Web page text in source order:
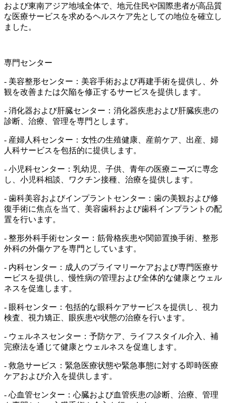
および東南アジア地域全体で、地元住民や国際患者が高品質
な医療サービスを求めるヘルスケア先としての地位を確立し
ました。
専門センター
- 美容整形センター：美容手術および再建手術を提供し、外
観を改善または欠陥を修正するサービスを提供します。
- 消化器および肝臓センター：消化器疾患および肝臓疾患の
診断、治療、管理を専門とします。
- 産婦人科センター：女性の生殖健康、産前ケア、出産、婦
人科サービスを包括的に提供します。
- 小児科センター：乳幼児、子供、青年の医療ニーズに専念
し、小児科相談、ワクチン接種、治療を提供します。
- 歯科美容およびインプラントセンター：歯の美観および修
復手術に焦点を当て、美容歯科および歯科インプラントの配
置を行います。
- 整形外科手術センター：筋骨格疾患や関節置換手術、整形
外科の外傷ケアを専門としています。
- 内科センター：成人のプライマリーケアおよび専門医療サ
ービスを提供し、慢性病の管理および全体的な健康とウェル
ネスを促進します。
- 眼科センター：包括的な眼科ケアサービスを提供し、視力
検査、視力矯正、眼疾患や状態の治療を行います。
- ウェルネスセンター：予防ケア、ライフスタイル介入、補
完療法を通じて健康とウェルネスを促進します。
- 救急サービス：緊急医療状態や緊急事態に対する即時医療
ケアおよび介入を提供します。
- 心血管センター：心臓および血管疾患の診断、治療、管理